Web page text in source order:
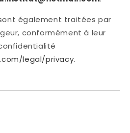
également traitées par
conformément à leur
legal/privacy.